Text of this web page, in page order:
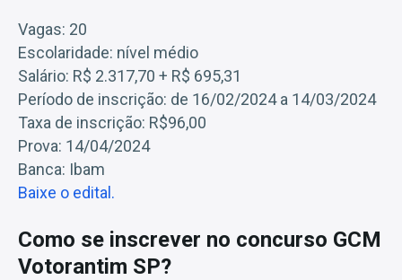
Vagas: 20
Escolaridade: nível médio
Salário: R$ 2.317,70 + R$ 695,31
Período de inscrição: de 16/02/2024 a 14/03/2024
Taxa de inscrição: R$96,00
Prova: 14/04/2024
Banca: Ibam
Baixe o edital.
Como se inscrever no concurso GCM
Votorantim SP?